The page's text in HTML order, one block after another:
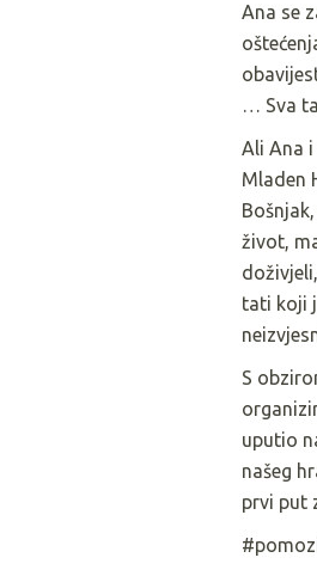
Ana se
… Sva
Ali Ana
Mladen
život,
tati koji
S
uputio
našeg
prvi put